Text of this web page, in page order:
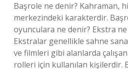
Başrole ne denir? Kahraman,
merkezindeki karakterdir.
oyunculara ne denir? Ekstra
Ekstralar genellikle sahne
ve filmleri gibi alanlarda çalışan
rolleri için kullanılan kişilerdir.